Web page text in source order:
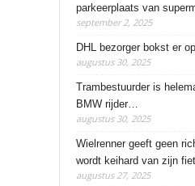
parkeerplaats van
september 2, 2025
DHL bezorger bokst er
augustus 30, 2025
Trambestuurder is
BMW rijder…
augustus 30, 2025
Wielrenner geeft geen
wordt keihard van zijn
augustus 27, 2025